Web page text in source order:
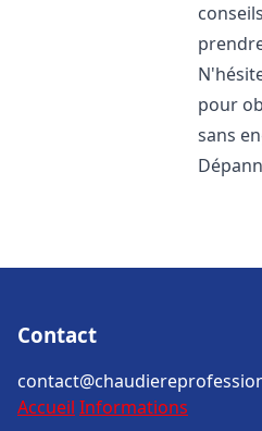
pour
sans
Contact
Accueil Informations